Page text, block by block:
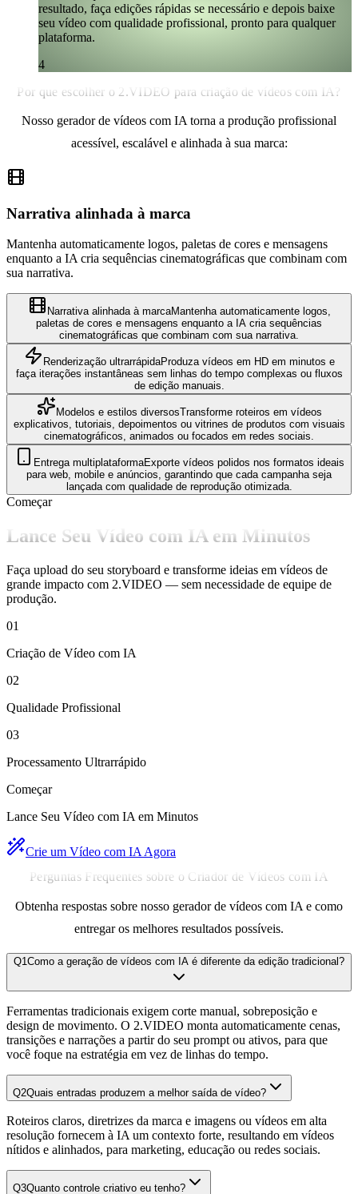
resultado, faça edições rápidas se necessário e depois baixe
seu vídeo com qualidade profissional, pronto para qualquer
plataforma.
4
Por que escolher o 2.VIDEO para criação de vídeos com IA?
Nosso gerador de vídeos com IA torna a produção profissional
acessível, escalável e alinhada à sua marca:
Narrativa alinhada à marca
Mantenha automaticamente logos, paletas de cores e mensagens
enquanto a IA cria sequências cinematográficas que combinam com
sua narrativa.
Narrativa alinhada à marcaMantenha automaticamente logos,
paletas de cores e mensagens enquanto a IA cria sequências
cinematográficas que combinam com sua narrativa.
Renderização ultrarrápidaProduza vídeos em HD em minutos e
faça iterações instantâneas sem linhas do tempo complexas ou fluxos
de edição manuais.
Modelos e estilos diversosTransforme roteiros em vídeos
explicativos, tutoriais, depoimentos ou vitrines de produtos com visuais
cinematográficos, animados ou focados em redes sociais.
Entrega multiplataformaExporte vídeos polidos nos formatos ideais
para web, mobile e anúncios, garantindo que cada campanha seja
lançada com qualidade de reprodução otimizada.
Começar
Lance Seu Vídeo com IA em Minutos
Faça upload do seu storyboard e transforme ideias em vídeos de
grande impacto com 2.VIDEO — sem necessidade de equipe de
produção.
01
Criação de Vídeo com IA
02
Qualidade Profissional
03
Processamento Ultrarrápido
Começar
Lance Seu Vídeo com IA em Minutos
Crie um Vídeo com IA Agora
Perguntas Frequentes sobre o Criador de Vídeos com IA
Obtenha respostas sobre nosso gerador de vídeos com IA e como
entregar os melhores resultados possíveis.
Q1Como a geração de vídeos com IA é diferente da edição tradicional?
Ferramentas tradicionais exigem corte manual, sobreposição e
design de movimento. O 2.VIDEO monta automaticamente cenas,
transições e narrações a partir do seu prompt ou ativos, para que
você foque na estratégia em vez de linhas do tempo.
Q2Quais entradas produzem a melhor saída de vídeo?
Roteiros claros, diretrizes da marca e imagens ou vídeos em alta
resolução fornecem à IA um contexto forte, resultando em vídeos
nítidos e alinhados, para marketing, educação ou redes sociais.
Q3Quanto controle criativo eu tenho?